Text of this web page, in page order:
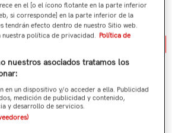
en el [o el ícono flotante en la parte inferior
si corresponde] en la parte inferior de la
tendrán efecto dentro de nuestro Sitio web.
nuestra política de privacidad. Política de
nuestros asociados tratamos los
en un dispositivo y/o acceder a ella. Publicidad
medición de publicidad y contenido,
y desarrollo de servicios.